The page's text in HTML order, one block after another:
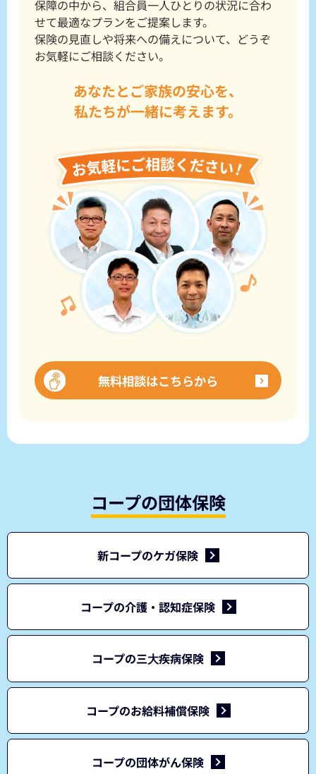
保障の中から、組合員一人ひとりの状況に合わ
せて最適なプランをご提案します。
保険の見直しや将来への備えについて、どうぞ
お気軽にご相談ください。
あなたとご家族の安心を、
私たちが一緒に考えます。
無料相談はこちらから
コープの団体保険
新コープのケガ保険
コープの介護・認知症保険
コープの三⼤疾病保険
コープのお給料補償保険
コープの団体がん保険